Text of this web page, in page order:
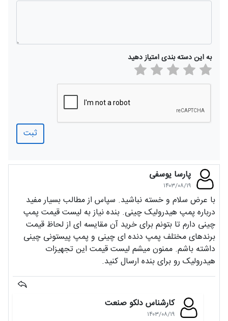
به این دسته بندی امتیاز دهید
ثبت
پارسا یوسفی
۱۴۰۳/۰۸/۱۹
با عرض سلام و خسته نباشید. سپاس از مطالب بسیار مفید
درباره پمپ هیدرولیک چینی. بنده نیاز به لیست قیمت پمپ
چینی دارم تا بتونم برای خرید آن مقایسه ای از لحاظ قیمت
برندهای مختلف پمپ دنده ای چینی و پمپ پیستونی چینی
داشته باشم. ممنون میشم لیست قیمت این تجهیزات
هیدرولیک رو برای بنده ارسال کنید.
کارشناس دلکو صنعت
۱۴۰۳/۰۸/۱۹